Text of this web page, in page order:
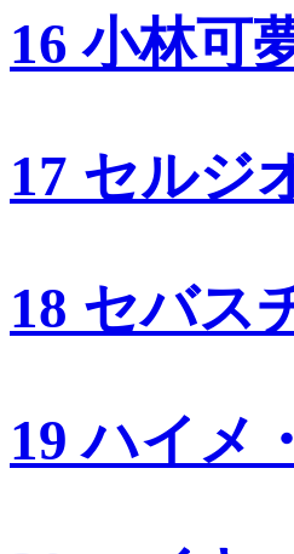
16 小林可
17 セルジ
18 セバス
19 ハイメ